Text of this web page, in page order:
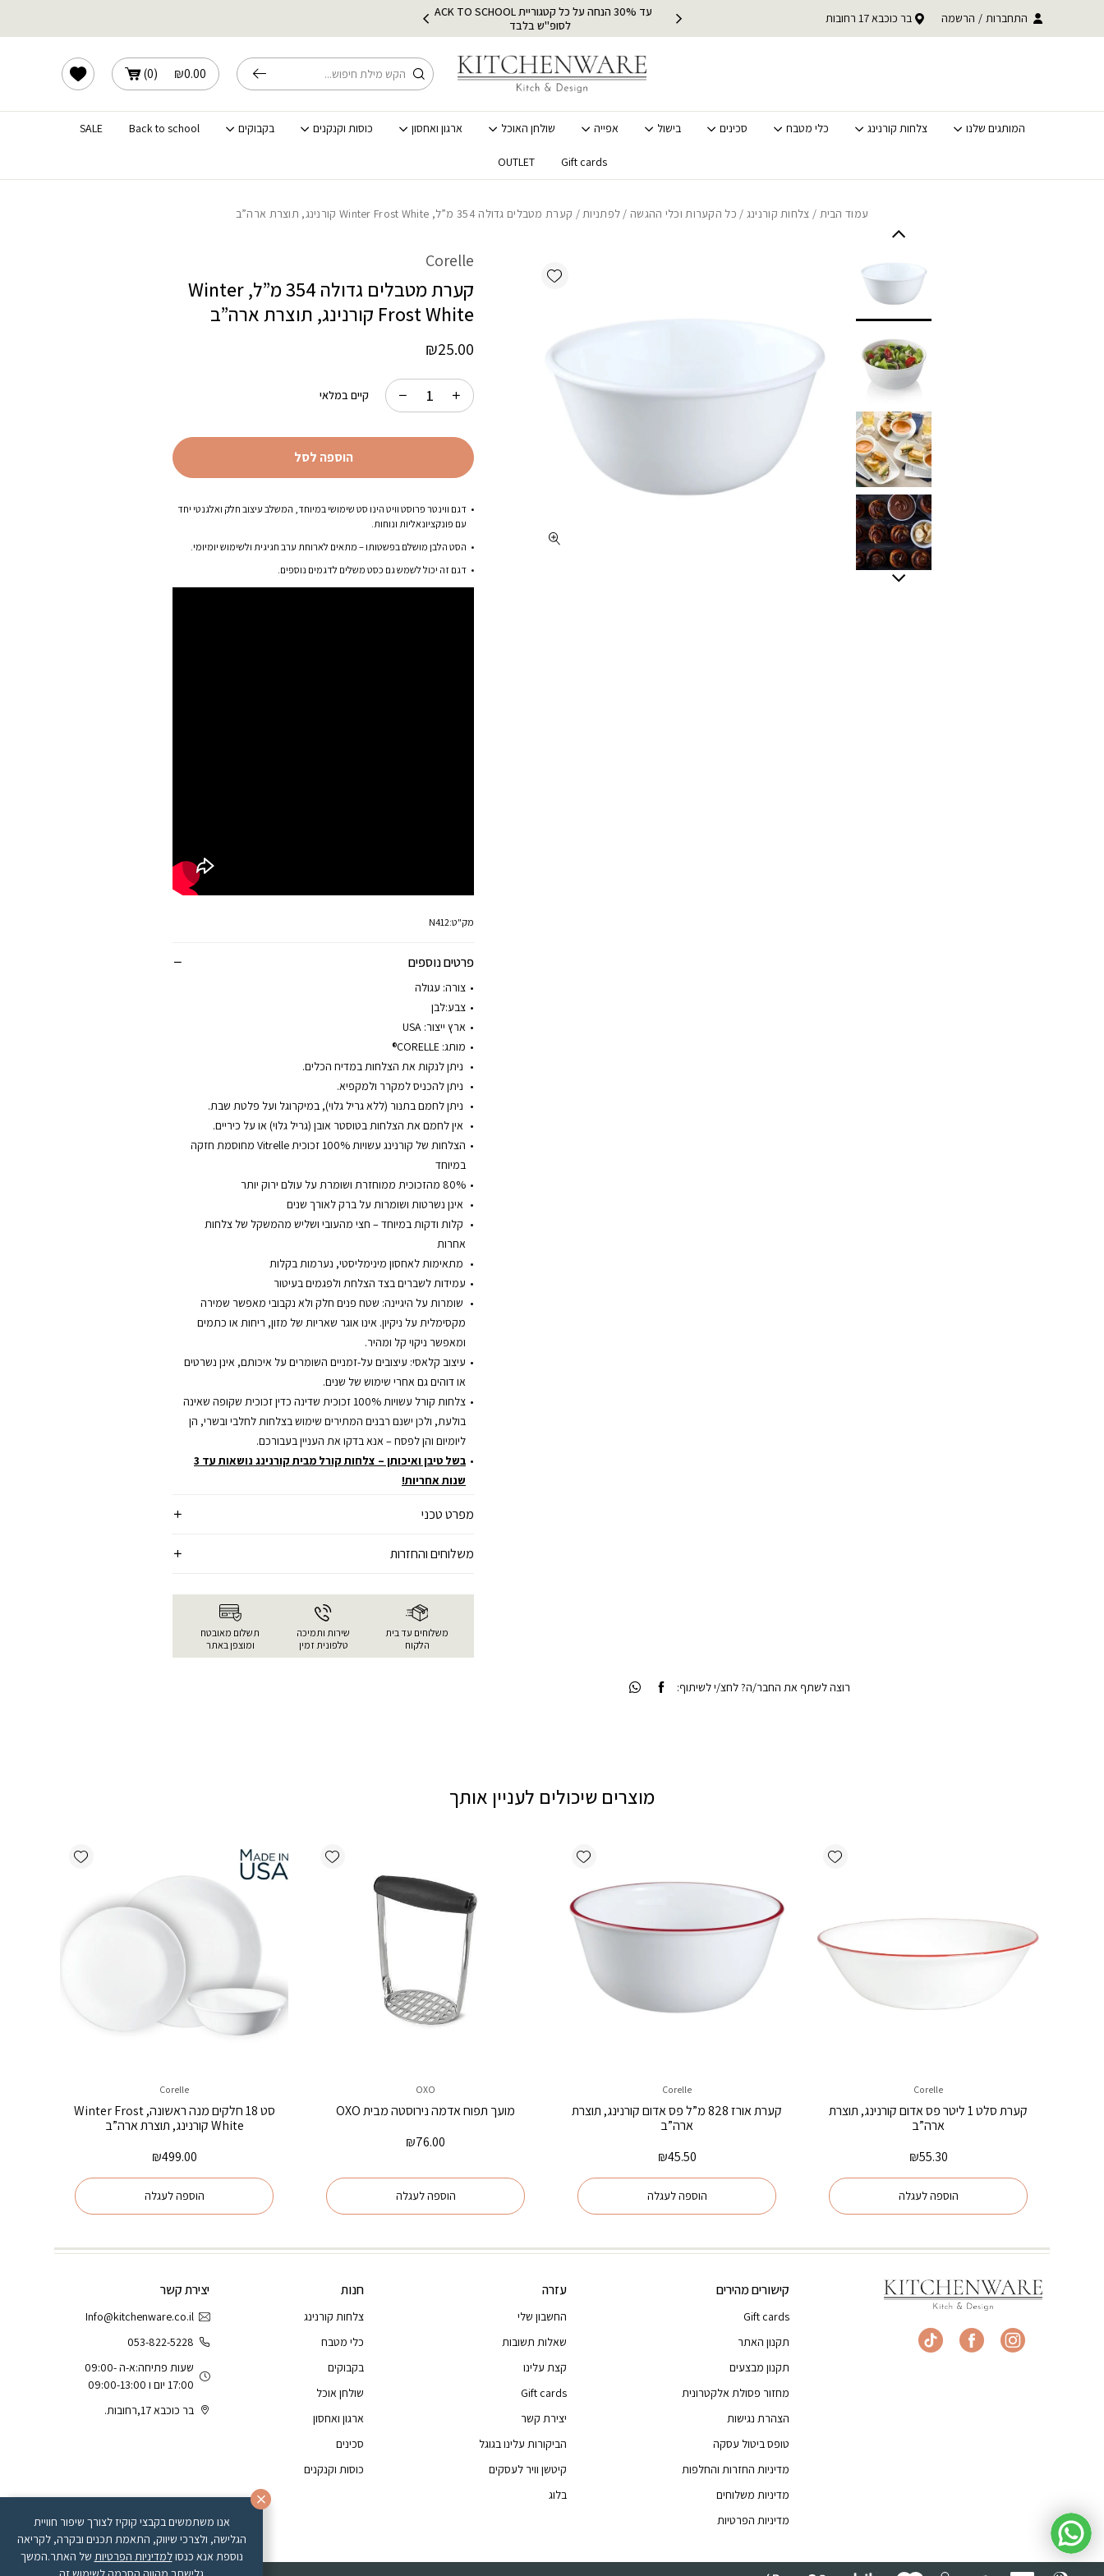
משלוחים מהירים לכל הארץ
עד 30% הנחה על כל קטגוריית BACK TO SCHOOL
לסופ"ש בלבד
התחברות / הרשמה בר כוכבא 17 רחובות
חיפוש ₪0.00
(
0
)
המותגים שלנו צלחות קורנינג כלי מטבח סכינים בישול אפייה שולחן האוכל ארגון ואחסון כוסות וקנקנים בקבוקים Back to school
SALE
Gift cards
OUTLET
עמוד הבית / צלחות קורנינג / כל הקערות וכלי ההגשה / לפתניות/ קערת מטבלים גדולה 354 מ”ל, Winter Frost White קורנינג, תוצרת ארה”ב
Corelle
קערת מטבלים גדולה 354 מ”ל, Winter
Frost White קורנינג, תוצרת ארה”ב
₪25.00
דגם ווינטר פרוסט וויט הינו סט שימושי במיוחד, המשלב עיצוב חלק ואלגנטי יחד
עם פונקציונאליות ונוחות.
הסט הלבן מושלם בפשטותו – מתאים לארוחת ערב חגיגית ולשימוש יומיומי.
דגם זה יכול לשמש גם כסט משלים לדגמים נוספים.
מק"ט:N412
כמות קערת מטבלים גדולה 354 מ"ל, Winter Frost White קורנינג, תוצרת ארה"ב
קיים במלאי
הוספה לסל
פרטים נוספים
צורה: עגולה
צבע:לבן
ארץ ייצור:USA
מותג:CORELLE®
ניתן לנקות את הצלחות במדיח הכלים.
ניתן להכניס למקרר ולמקפיא.
ניתן לחמם בתנור (ללא גריל גלוי), במיקרוגל ועל פלטת שבת.
אין לחמם את הצלחות בטוסטר אובן (גריל גלוי) או על כיריים.
הצלחות של קורנינג עשויות 100% זכוכית Vitrelle מחוסמת חזקה
במיוחד
80% מהזכוכית ממוחזרת ושומרת על עולם ירוק יותר
אינן נשרטות ושומרות על ברק לאורך שנים
קלות ודקות במיוחד – חצי מהעובי ושליש מהמשקל של צלחות
אחרות
מתאימות לאחסון מינימליסטי, נערמות בקלות
עמידות לשברים בצד הצלחת ולפגמים בעיטור
שומרות על היגיינה: שטח פנים חלק ולא נקבובי מאפשר שמירה
מקסימלית על ניקיון. אינו אוגר שאריות של מזון, ריחות או כתמים
ומאפשר ניקוי קל ומהיר.
עיצוב קלאסי: עיצובים על-זמניים השומרים על איכותם, אינן נשרטים
או דוהים גם אחרי שימוש של שנים.
צלחות קורל עשויות 100% זכוכית שדינה כדין זכוכית שקופה שאינה
בולעת, ולכן ישנם רבנים המתירים שימוש בצלחות לחלבי ובשרי, הן
ליומיום והן לפסח – אנא בדקו את העניין בעבורכם.
בשל טיבן ואיכותן – צלחות קורל מבית קורנינג נושאות עד 3
שנות אחריות!
מפרט טכני
משלוחים והחזרות
משלוחים עד בית
הלקוח
שירות ותמיכה
טלפונית זמין
תשלום מאובטח
ומוצפן באתר
Add wishlist
רוצה לשתף את החבר/ה? לחצ/י לשיתוף:
מוצרים שיכולים לעניין אותך
Add wishlist
Corelle
קערת סלט 1 ליטר פס אדום קורנינג, תוצרת
ארה”ב
₪55.30
הוספה לעגלה
Add wishlist
Corelle
קערת אורז 828 מ”ל פס אדום קורנינג, תוצרת
ארה”ב
₪45.50
הוספה לעגלה
Add wishlist
OXO
מועך תפוח אדמה נירוסטה מבית OXO
₪76.00
הוספה לעגלה
Add wishlist
Corelle
סט 18 חלקים מנה ראשונה, Winter Frost
White קורנינג, תוצרת ארה”ב
₪499.00
הוספה לעגלה
קישורים מהירים
Gift cards
תקנון האתר
תקנון מבצעים
מחזור פסולת אלקטרונית
הצהרת נגישות
טופס ביטול עסקה
מדיניות החזרות והחלפות
מדיניות משלוחים
מדיניות הפרטיות
עזרה
החשבון שלי
שאלות תשובות
קצת עלינו
Gift cards
יצירת קשר
הביקורות עלינו בגוגל
קיטשן וויר לעסקים
בלוג
חנות
צלחות קורנינג
כלי מטבח
בקבוקים
שולחן אוכל
ארגון ואחסון
סכינים
כוסות וקנקנים
יצירת קשר
Info@kitchenware.co.il
053-822-5228
שעות פתיחה:א-ה 09:00-
17:00 יום ו 09:00-13:00
בר כוכבא 17,רחובות.
אנו משתמשים בקבצי קוקיז לצורך שיפור חוויית
הגלישה, ולצרכי שיווק, התאמת תכנים ובקרה, לקריאה
נוספת אנא כנסולמדיניות הפרטיות של האתר.המשך